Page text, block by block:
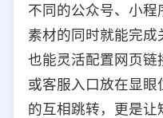
不同的公众号、小
素材的同时就能完
也能灵活配置网页链
或客服入口放在显眼
的互相跳转，更是